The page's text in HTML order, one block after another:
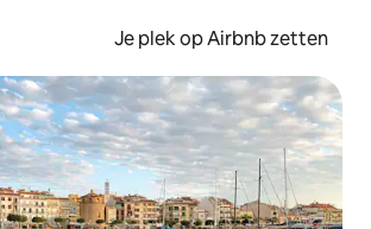
Je plek op Airbnb zetten